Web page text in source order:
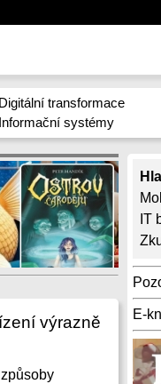
Digitální transformace
Informační systémy
IT
E-
výrazně